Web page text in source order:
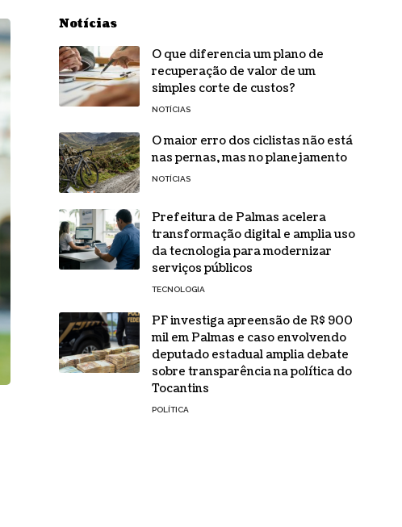
Notícias
O que diferencia um plano de
recuperação de valor de um
simples corte de custos?
NOTÍCIAS
O maior erro dos ciclistas não está
nas pernas, mas no planejamento
NOTÍCIAS
Prefeitura de Palmas acelera
transformação digital e amplia uso
da tecnologia para modernizar
serviços públicos
TECNOLOGIA
PF investiga apreensão de R$ 900
mil em Palmas e caso envolvendo
deputado estadual amplia debate
sobre transparência na política do
Tocantins
POLÍTICA